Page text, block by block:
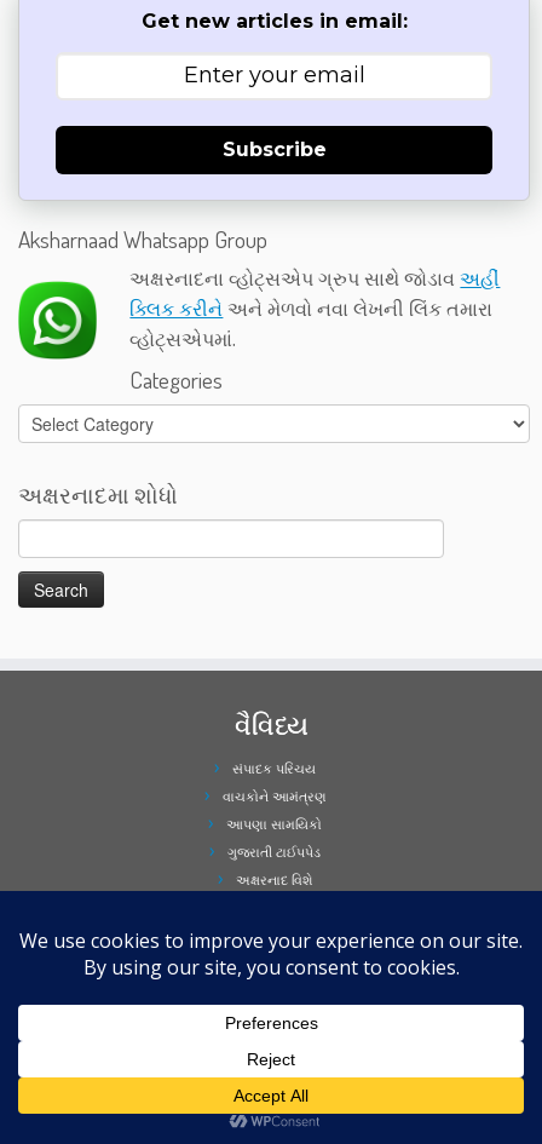
Get new articles in email:
Subscribe
Aksharnaad Whatsapp Group
અક્ષરનાદના વ્હોટ્સએપ ગ્રુપ સાથે જોડાવઅહીં
ક્લિક કરીને અને મેળવો નવા લેખની લિંક તમારા
વ્હોટ્સએપમાં.
Categories
Categories
અક્ષરનાદમા શોધો
વૈવિધ્ય
સંપાદક પરિચય
વાચકોને આમંત્રણ
આપણા સામયિકો
ગુજરાતી ટાઈપપેડ
અક્ષરનાદ વિશે
કોપીરાઈટ
ધ્યાનમાં રાખશો..
© અક્ષરનાદ.કોમ વેબસાઈટ ગુજરાતી સાહિત્યને ઈન્ટરનેટના માધ્યમથી વિશ્વના વિવિધ વિભાગોમાં વસતા
ગુજરાતીઓ સુધી પહોંચાડવાનો તદ્દન અવ્યાવસાયિક પ્રયાસ છે.
આ વેબસાઈટ પર સંકલિત બધી જ રચનાઓના સર્વાધિકાર રચનાકાર અથવા અન્ય અધિકારધારી
વ્યક્તિ પાસે સુરક્ષિત છે. માટે અક્ષરનાદ પર પ્રસિધ્ધ કોઈ પણ રચના કે અન્ય લેખો કોઈ પણ
સાર્વજનિક લાઈસંસ (જેમ કે GFDL અથવા ક્રિએટીવ કોમન્સ) હેઠળ ઉપલબ્ધ નથી.